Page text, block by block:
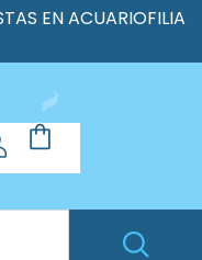
EN ACUARIOFILIA